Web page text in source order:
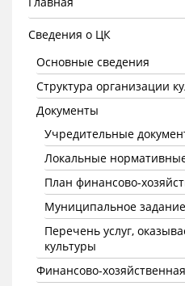
Сведения о ЦК
Основные сведения
Структура организации
Документы
Учредительные
Локальные
План финансово-
Муниципальное задание
Перечень услуг,
культуры
Финансово-